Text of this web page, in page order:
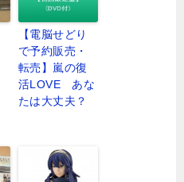
【電脳せどり
で予約販売・
転売】嵐の復
活LOVE あな
たは大丈夫？